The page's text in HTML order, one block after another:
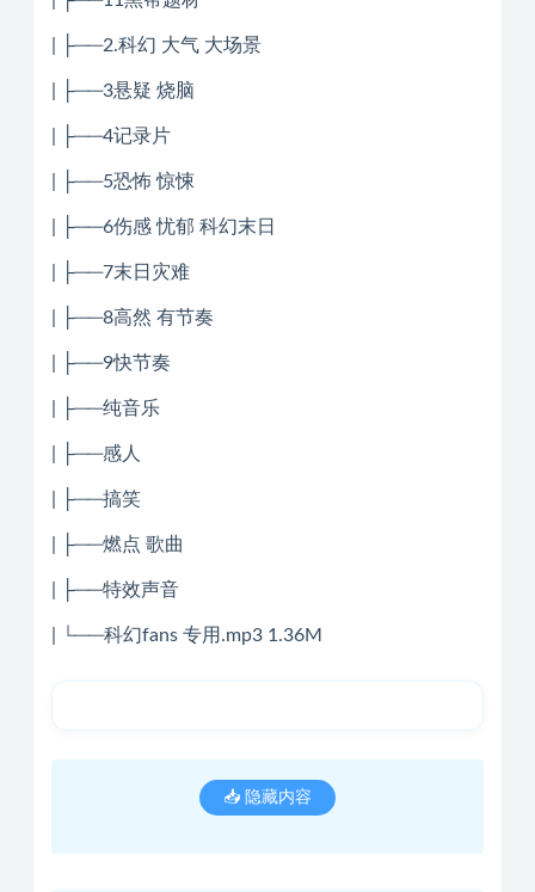
| ├──2.科幻 大气 大场景
| ├──3悬疑 烧脑
| ├──4记录片
| ├──5恐怖 惊悚
| ├──6伤感 忧郁 科幻末日
| ├──7末日灾难
| ├──8高然 有节奏
| ├──9快节奏
| ├──纯音乐
| ├──感人
| ├──搞笑
| ├──燃点 歌曲
| ├──特效声音
| └──科幻fans 专用.mp3 1.36M
📥 隐藏内容